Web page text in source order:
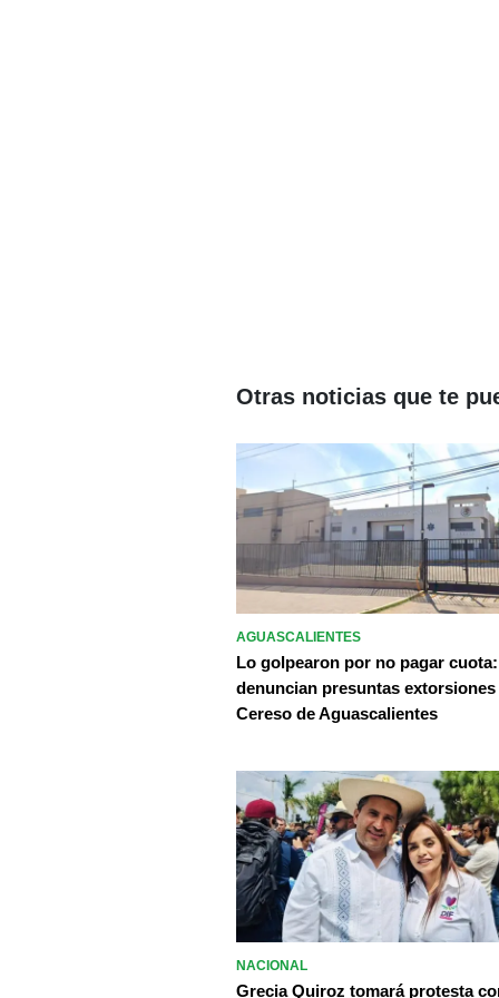
Otras noticias que te
AGUASCALIENTES
Lo golpearon por no pagar cuota:
denuncian presuntas extorsiones
Cereso de Aguascalientes
NACIONAL
Grecia Quiroz tomará protesta